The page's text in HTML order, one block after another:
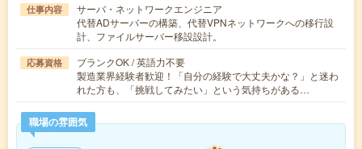
仕事内容
サーバ・ネットワークエンジニア
代替ADサーバーの構築、代替VPNネットワークへの移行設
計、ファイルサーバー移設設計。
応募資格
ブランクOK / 英語力不要
製造業界経験者歓迎！「自分の経験で大丈夫かな？」と迷わ
れた方も、「挑戦してみたい」という気持ちがある…
職場の雰囲気